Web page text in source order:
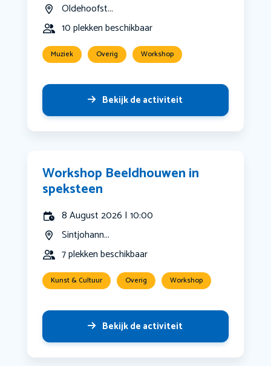
Oldehoofst...
10 plekken beschikbaar
Muziek Overig Workshop
Bekijk de activiteit
Workshop Beeldhouwen in
speksteen
8 August 2026 | 10:00
Sintjohann...
7 plekken beschikbaar
Kunst & Cultuur Overig Workshop
Bekijk de activiteit